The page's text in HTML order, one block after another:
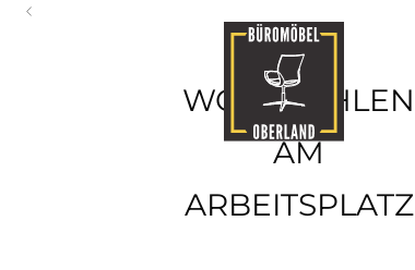
WOHLFÜHLEN
AM
ARBEITSPLATZ